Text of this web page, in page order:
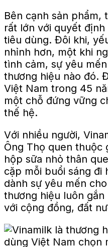
Bên cạnh sản phẩm,
rất lớn với quyết định
tiêu dùng. Đôi khi,
nhỉnh hơn, một khi
tình cảm, sự yêu
thương hiệu nào đó.
Việt Nam trong 45
một chỗ đứng vững
thế hệ.
Với nhiều người,
Ông Thọ quen thuộc
hộp sữa nhỏ thân
cặp mỗi buổi sáng đi
dành sự yêu mến
thương hiệu luôn
với cộng đồng, đất